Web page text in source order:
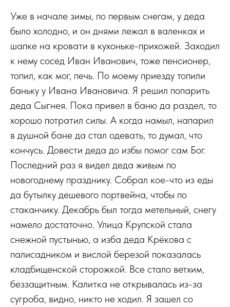
Уже в начале зимы, по первым снегам, у деда
было холодно, и он днями лежал в валенках и
шапке на кровати в кухоньке-прихожей. Заходил
к нему сосед Иван Иванович, тоже пенсионер,
топил, как мог, печь. По моему приезду топили
баньку у Ивана Ивановича. Я решил попарить
деда Сыгнея. Пока привел в баню да раздел, то
хорошо потратил силы. А когда намыл, напарил
в душной бане да стал одевать, то думал, что
кончусь. Довести деда до избы помог сам Бог.
Последний раз я видел деда живым по
новогоднему празднику. Собрал кое-что из еды
да бутылку дешевого портвейна, чтобы по
стаканчику. Декабрь был тогда метельный, снегу
намело достаточно. Улица Крупской стала
снежной пустынью, а изба деда Крёкова с
палисадником и вислой березой показалась
кладбищенской сторожкой. Все стало ветхим,
беззащитным. Калитка не открывалась из-за
сугроба, видно, никто не ходил. Я зашел со